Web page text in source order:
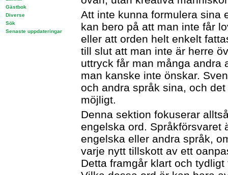
Gästbok
Diverse
Sök
Senaste uppdateringar
Att inte kunna formulera sina
kan bero på att man inte får
eller att orden helt enkelt
till slut att man inte är herre
uttryck får man många andra
man kanske inte önskar.
och andra språk sina, och
möjligt.
Denna sektion fokuserar
engelska ord. Språkförsvaret
engelska eller andra språk,
varje nytt tillskott av ett
Detta framgår klart och